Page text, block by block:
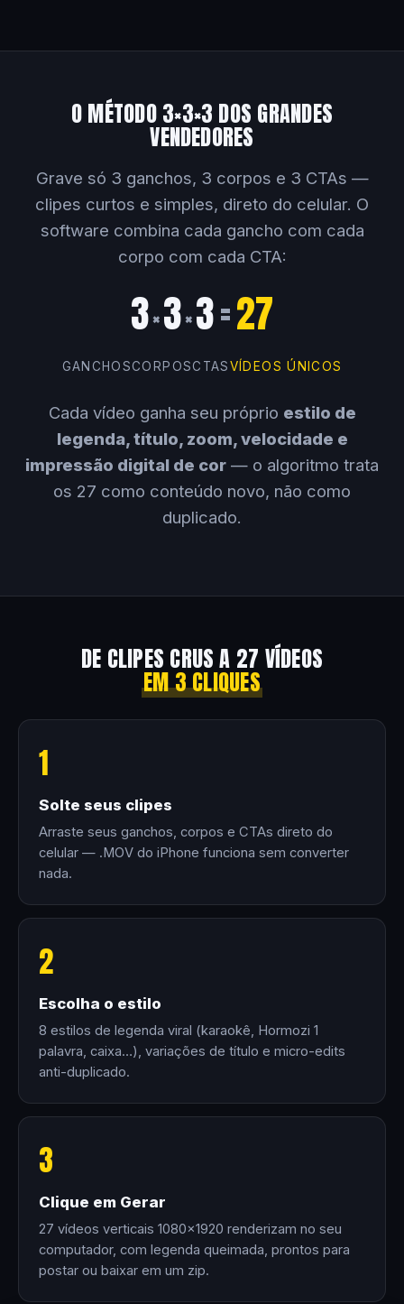
O MÉTODO 3×3×3 DOS GRANDES
VENDEDORES
Grave só 3 ganchos, 3 corpos e 3 CTAs —
clipes curtos e simples, direto do celular. O
software combina cada gancho com cada
corpo com cada CTA:
3×3×3=27
GANCHOSCORPOSCTASVÍDEOS ÚNICOS
Cada vídeo ganha seu próprio estilo de
legenda, título, zoom, velocidade e
impressão digital de cor — o algoritmo trata
os 27 como conteúdo novo, não como
duplicado.
DE CLIPES CRUS A 27 VÍDEOS
EM 3 CLIQUES
1
Solte seus clipes
Arraste seus ganchos, corpos e CTAs direto do
celular — .MOV do iPhone funciona sem converter
nada.
2
Escolha o estilo
8 estilos de legenda viral (karaokê, Hormozi 1
palavra, caixa…), variações de título e micro-edits
anti-duplicado.
3
Clique em Gerar
27 vídeos verticais 1080×1920 renderizam no seu
computador, com legenda queimada, prontos para
postar ou baixar em um zip.